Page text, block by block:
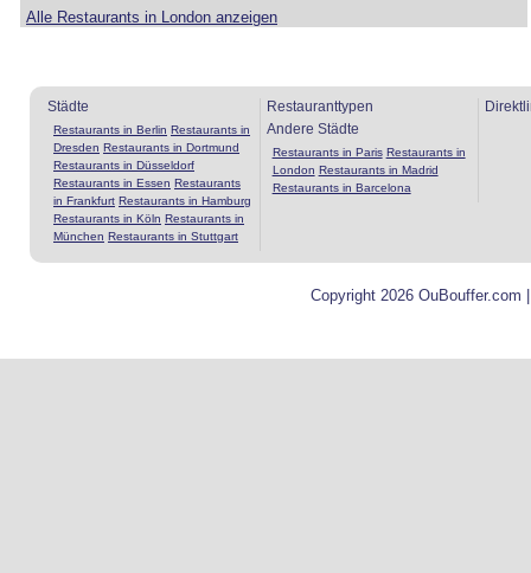
Alle Restaurants in London anzeigen
Städte
Restaurants in Berlin Restaurants in
Dresden Restaurants in Dortmund
Restaurants in Düsseldorf
Restaurants in Essen Restaurants
in Frankfurt Restaurants in Hamburg
Restaurants in Köln Restaurants in
München Restaurants in Stuttgart
Restauranttypen
Andere Städte
Restaurants in Paris Restaurants in
London Restaurants in Madrid
Restaurants in Barcelona
Copyright 2026 OuBouffer.com